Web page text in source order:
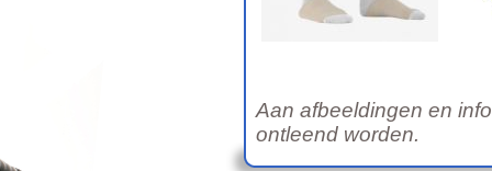
Aan afbeeldingen en
ontleend worden.